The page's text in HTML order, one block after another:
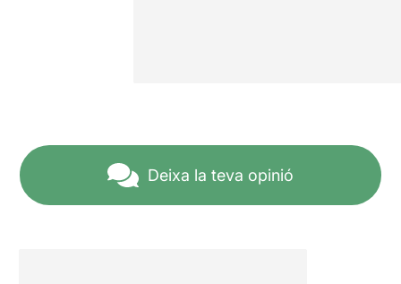
Deixa la teva opinió